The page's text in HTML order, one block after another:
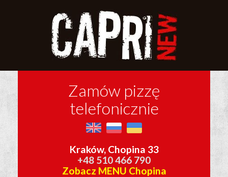
Zamów pizzę
telefonicznie
Kraków, Chopina 33
+48 510 466 790
Zobacz MENU Chopina